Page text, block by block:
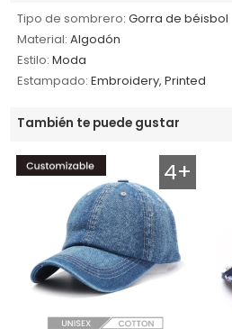
Tipo de sombrero: Gorra de béisbol
Material: Algodón
Estilo: Moda
Estampado: Embroidery, Printed
También te puede gustar
4+